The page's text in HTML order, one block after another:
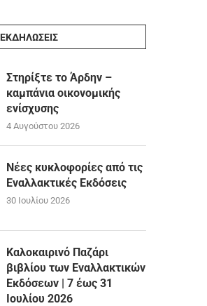
ΕΚΔΗΛΩΣΕΙΣ
Στηρίξτε το Άρδην –
καμπάνια οικονομικής
ενίσχυσης
4 Αυγούστου 2026
Νέες κυκλοφορίες από τις
Εναλλακτικές Εκδόσεις
30 Ιουλίου 2026
Καλοκαιρινό Παζάρι
βιβλίου των Εναλλακτικών
Εκδόσεων | 7 έως 31
Ιουλίου 2026